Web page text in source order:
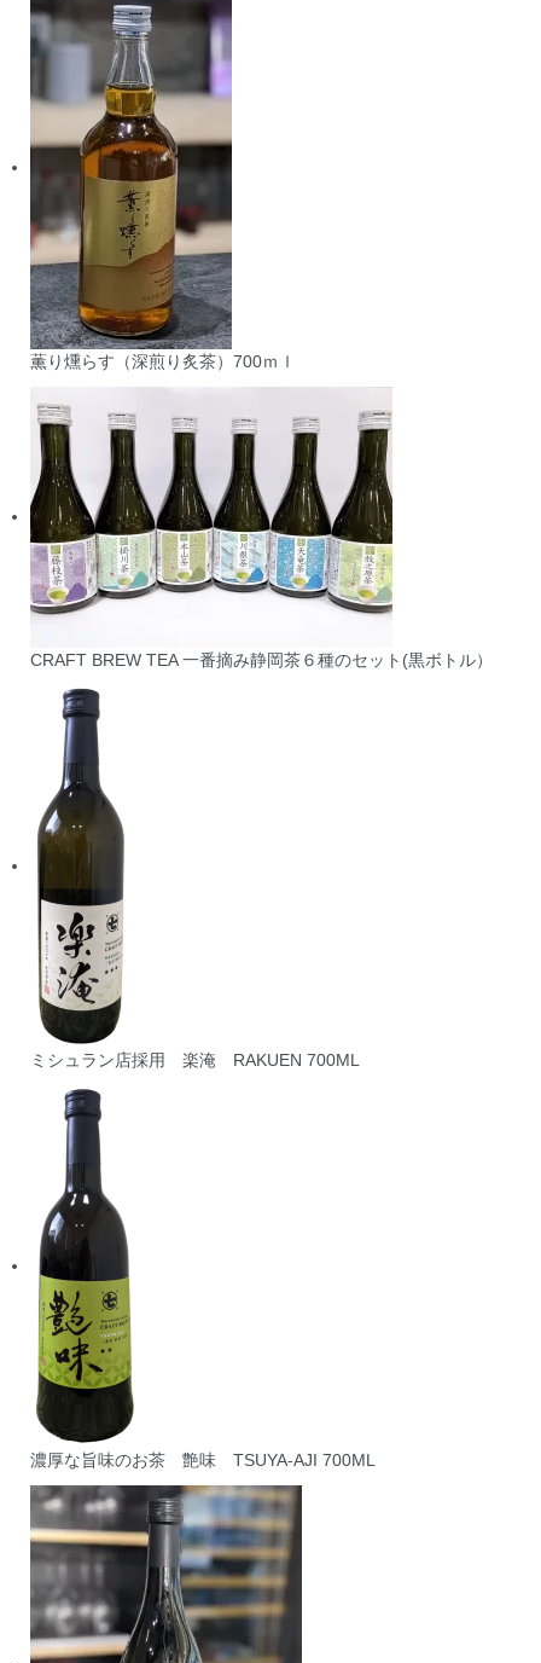
薫り燻らす（深煎り炙茶）700ｍｌ
CRAFT BREW TEA 一番摘み静岡茶６種のセット(黒ボトル）
ミシュラン店採用 楽淹 RAKUEN 700ML
濃厚な旨味のお茶 艶味 TSUYA-AJI 700ML